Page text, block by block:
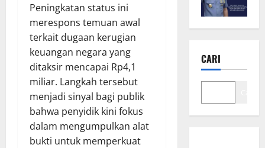
Peningkatan status ini
merespons temuan awal
terkait dugaan kerugian
keuangan negara yang
ditaksir mencapai Rp4,1
miliar. Langkah tersebut
menjadi sinyal bagi publik
bahwa penyidik kini fokus
dalam mengumpulkan alat
bukti untuk memperkuat
CARI